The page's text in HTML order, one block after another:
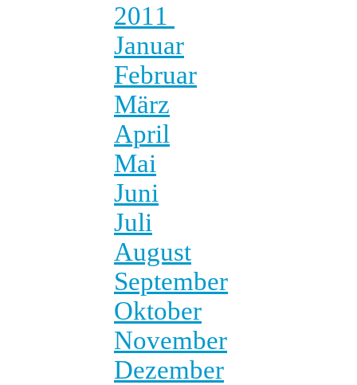
2011
Januar
Februar
März
April
Mai
Juni
Juli
August
September
Oktober
November
Dezember